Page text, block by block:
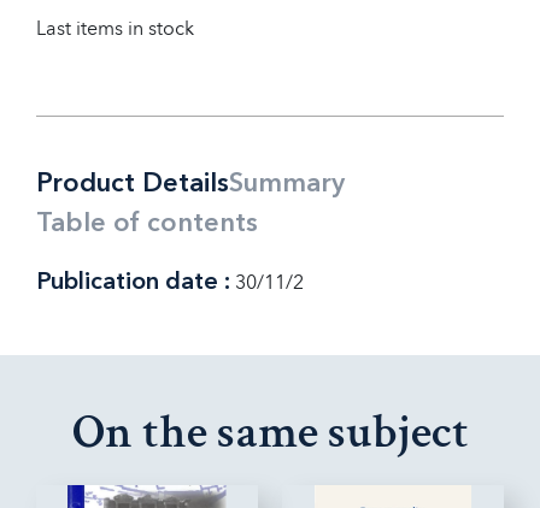
Last items in stock
Product DetailsSummary
Table of contents
Publication date : 30/11/2
On the same subject